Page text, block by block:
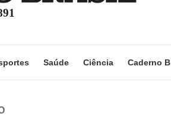
Saúde Ciência Caderno B